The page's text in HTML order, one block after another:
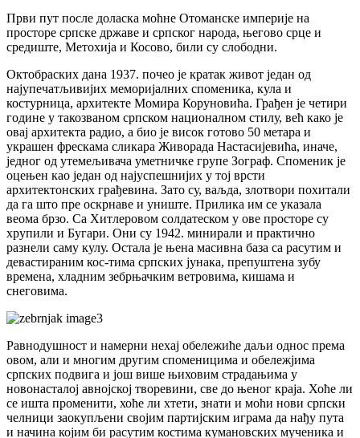
Први пут после доласка моћне Отоманске империје на
просторе српске државе и српског народа, његово срце и
средиште, Метохија и Косово, били су слободни.
Октобраских дана 1937. почео је кратак живот један од
најупечатљивијих меморијалних споменика, кула и
костурница, архитекте Момира Коруновића. Грађен је четири
године у такозваном српском националном стилу, већ како је
овај архитекта радио, а био је висок готово 50 метара и
украшен фрескама сликара Живорада Настасијевића, иначе,
једног од утемељивача уметничке групе Зограф. Споменик је
оцењен као један од најуспешнијих у тој врсти
архитектонских грађевина. Зато су, ваљда, злотвори похитали
да га што пре оскрнаве и униште. Прилика им се указала
веома брзо. Са Хитлеровом солдатеском у ове просторе су
хрупили и Бугари. Они су 1942. минирали и практично
разнели саму кулу. Остала је њена масивна база са расутим и
девастираним кос-тима српских јунака, препуштена зубу
времена, хладним зебрњачким ветровима, кишама и
снеговима.
Равнодушност и намерни нехај обележиће даљи однос према
овом, али и многим другим споменицима и обележјима
српских подвига и још више њиховим страдањима у
новонасталој авнојској творевини, све до њеног краја. Хоће ли
се ишта променити, хоће ли хтети, знати и моћи нови српски
челници заокупљени својим партијским играма да нађу пута
и начина којим би расутим костима кумановских мученика и